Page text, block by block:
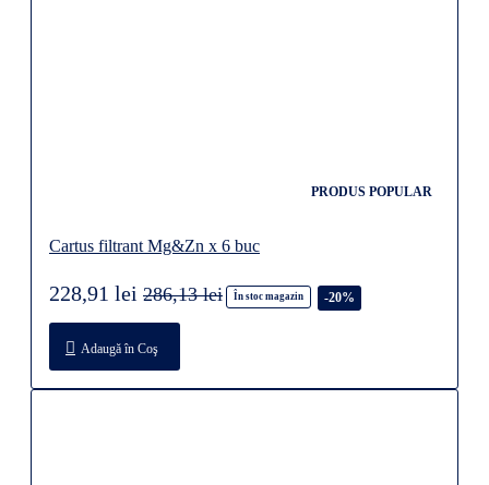
PRODUS POPULAR
Cartus filtrant Mg&Zn x 6 buc
În stoc magazin -20%
228,91 lei 286,13 lei
Adaugă în Coş